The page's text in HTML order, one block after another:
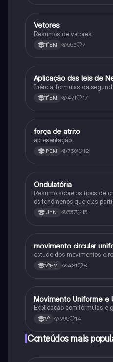
Física
Vetores
Resumos de vetores
1°EM 552 7
Física
Aplicação das leis de
Inércia, fórmulas da
1°EM 471 17
Física
força de atrito
apresentação
1°EM 738 12
Física
Ondulatória
Resumo sobre os tipos de
os fenômenos que elas
Univ. 557 15
Física
movimento circular
estudo dos movimentos
2°EM 481 8
Física
Movimento Uniforme e
Explicação com fórmulas e
9° 995 14
Conteúdos mais